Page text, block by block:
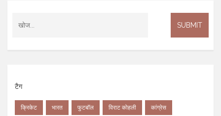
टैग
क्रिकेट भारत फुटबॉल विराट कोहली कांग्रेस